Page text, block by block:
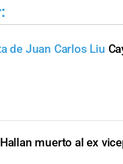
de Juan Carlos Liu
Hallan muerto al ex